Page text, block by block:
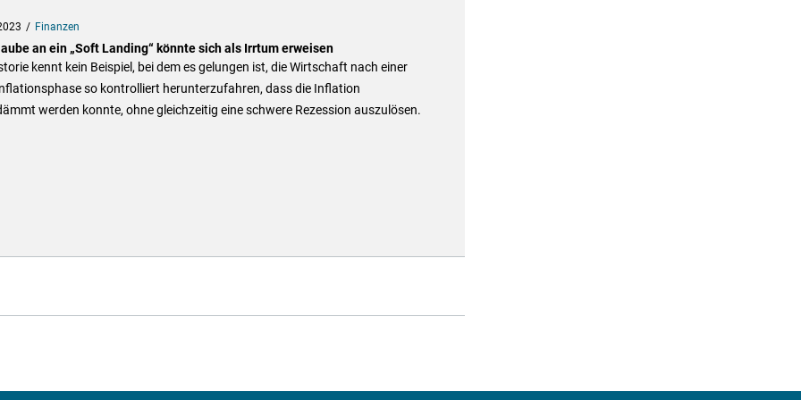
Finanzen
an ein „Soft Landing“ könnte sich als Irrtum erweisen
kennt kein Beispiel, bei dem es gelungen ist, die Wirtschaft nach einer
so kontrolliert herunterzufahren, dass die Inflation
werden konnte, ohne gleichzeitig eine schwere Rezession auszulösen.